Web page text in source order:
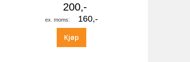
200,-
160,-
Kjøp